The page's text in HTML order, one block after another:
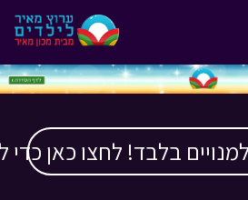
בלבד! לחצו כאן כדי